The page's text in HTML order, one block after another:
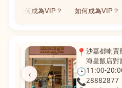
如何成為VIP？ 如何成為VIP？
‹
📍 沙嘉都喇賈
海皇飯店對
🕒11:00-
📞28882877